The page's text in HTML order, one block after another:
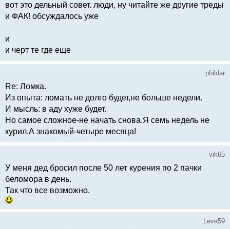
вот это дельный совет. люди, ну читайте же другие треды
и ФАК! обсуждалось уже
и
и черт те где еще
phildar
Re: Ломка.
Из опыта: ломать не долго будет,не больше недели.
И мысль: в аду хуже будет.
Но самое сложное-не начать снова.Я семь недель не
курил.А знакомый-четыре месяца!
vik65
У меня дед бросил после 50 лет курения по 2 пачки
беломора в день.
Так что все возможно.
Leva59